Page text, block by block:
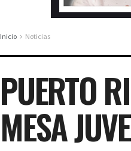
Inicio Noticias
PUERTO
MESA